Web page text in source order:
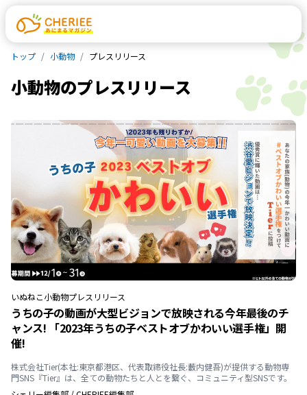
トップ 小動物 プレスリリース
小動物のプレスリリース
いぬねこ小動物プレスリリース
うちの子の動画が大型ビジョンで放映される今年最後のチ
ャンス! 「2023年うちの子ベストオブかわいい選手権」開
催!
株式会社Tier(本社:東京都港区、代表取締役社長:藪内健吾)が提供する動物専
門SNS『Tier』は、全ての動物たちと人とを繋ぐ、コミュニティ型SNSです。